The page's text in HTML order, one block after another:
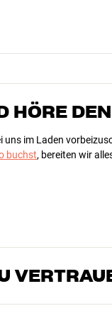
HÖRE
uns im Laden
buchst, bereiten wir
die unsere Produkte